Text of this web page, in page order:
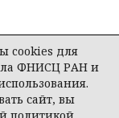
cookies для
ФНИСЦ РАН и
сайт, вы